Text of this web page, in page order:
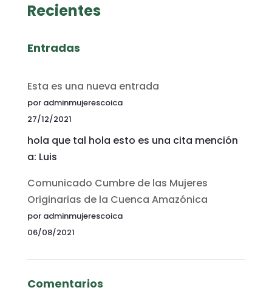
Recientes
Entradas
Esta es una nueva entrada
por adminmujerescoica
27/12/2021
hola que tal hola esto es una cita mención
a: Luis
Comunicado Cumbre de las Mujeres
Originarias de la Cuenca Amazónica
por adminmujerescoica
06/08/2021
Comentarios